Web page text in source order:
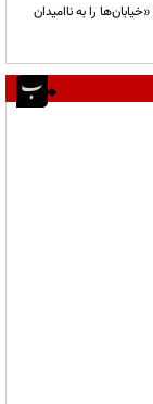
را به ناامیدان